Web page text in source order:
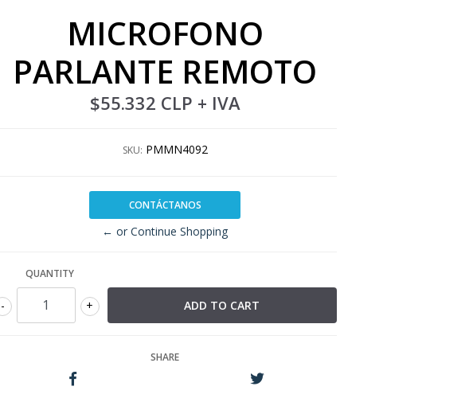
MICROFONO
PARLANTE REMOTO
$55.332 CLP + IVA
SKU: PMMN4092
CONTÁCTANOS
← or Continue Shopping
QUANTITY
+
-
SHARE